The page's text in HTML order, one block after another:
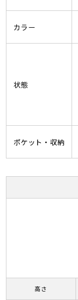
カラー
状態
ポケット・収納
高さ